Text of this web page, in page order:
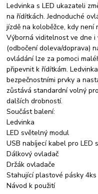
Ledvinka s LED ukazateli
na řídítkách. Jednoduché
jízdě na koloběžce, kdy
Výborná viditelnost ve dne i
(odbočení doleva/doprava)
ovládání lze za pomoci
připevnit k řídítkám.
bezpečnostními prvky a
zůstává standardní volný
dalších drobností.
Součást balení:
Ledvinka
LED světelný modul
USB nabíjecí kabel pro LED
Dálkový ovladač
Držák ovladače
Stahující plastové pásky 4ks
Návod k použití